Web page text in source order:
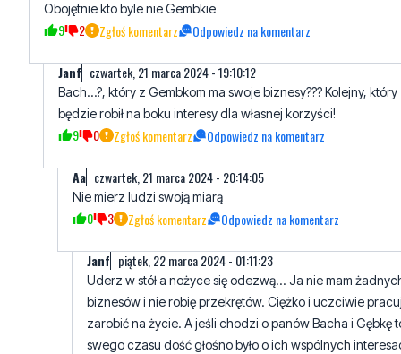
Obojętnie kto byle nie Gembkie
9 2 Zgłoś komentarz Odpowiedz na komentarz
Janf czwartek, 21 marca 2024 - 19:10:12
Bach...?, który z Gembkom ma swoje biznesy??? Kolejny, który
będzie robił na boku interesy dla własnej korzyści!
9 0 Zgłoś komentarz Odpowiedz na komentarz
Aa czwartek, 21 marca 2024 - 20:14:05
Nie mierz ludzi swoją miarą
0 3 Zgłoś komentarz Odpowiedz na komentarz
Janf piątek, 22 marca 2024 - 01:11:23
Uderz w stół a nożyce się odezwą... Ja nie mam
biznesów i nie robię przekrętów. Ciężko i uczciwie
zarobić na życie. A jeśli chodzi o panów Bacha i Gębkę
swego czasu dość głośno było o ich wspólnych